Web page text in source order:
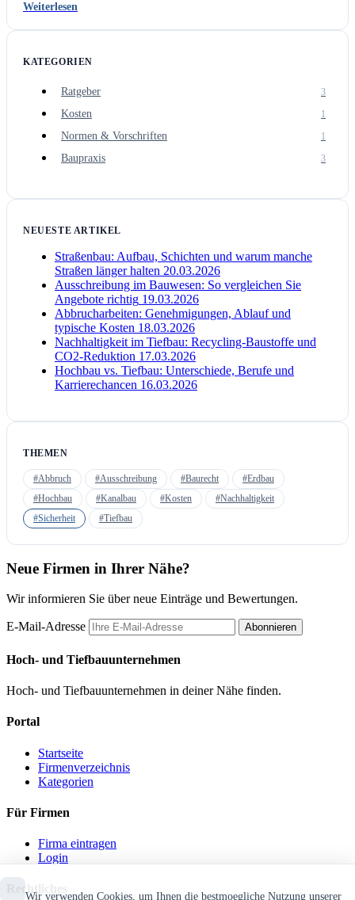
Weiterlesen
KATEGORIEN
Ratgeber 3
Kosten 1
Normen & Vorschriften 1
Baupraxis 3
NEUESTE ARTIKEL
Straßenbau: Aufbau, Schichten und warum manche
Straßen länger halten 20.03.2026
Ausschreibung im Bauwesen: So vergleichen Sie
Angebote richtig 19.03.2026
Abbrucharbeiten: Genehmigungen, Ablauf und
typische Kosten 18.03.2026
Nachhaltigkeit im Tiefbau: Recycling-Baustoffe und
CO2-Reduktion 17.03.2026
Hochbau vs. Tiefbau: Unterschiede, Berufe und
Karrierechancen 16.03.2026
THEMEN
#Abbruch #Ausschreibung #Baurecht
#Erdbau
#Hochbau
#Kanalbau #Kosten
#Nachhaltigkeit
#Sicherheit
#Tiefbau
Neue Firmen in Ihrer Nähe?
Wir informieren Sie über neue Einträge und Bewertungen.
E-Mail-Adresse Abonnieren
Hoch- und Tiefbauunternehmen
Hoch- und Tiefbauunternehmen in deiner Nähe finden.
Portal
Startseite
Firmenverzeichnis
Kategorien
Für Firmen
Firma eintragen
Login
Wir verwenden Cookies, um Ihnen die bestmoegliche Nutzung unserer